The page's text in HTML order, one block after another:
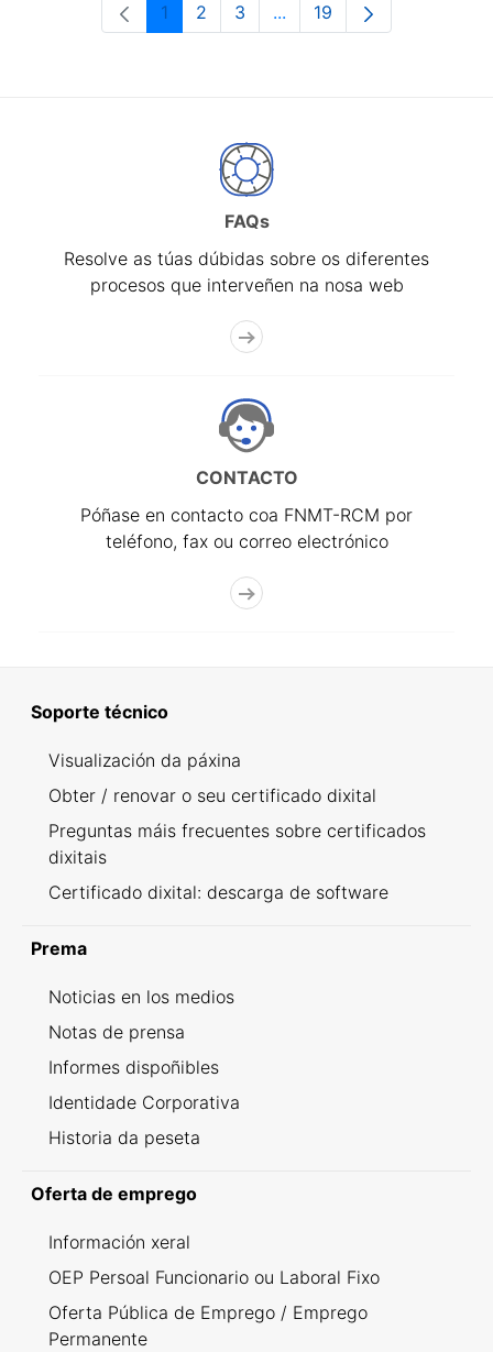
Páxina
1 Páxina
2 Páxina
3 ...Páxinas intermedias Use
Páxina
19
FAQs
Resolve as túas dúbidas sobre os diferentes
procesos que interveñen na nosa web
CONTACTO
Póñase en contacto coa FNMT-RCM por
teléfono, fax ou correo electrónico
Soporte técnico
Visualización da páxina
Obter / renovar o seu certificado dixital
Preguntas máis frecuentes sobre certificados
dixitais
Certificado dixital: descarga de software
Prema
Noticias en los medios
Notas de prensa
Informes dispoñibles
Identidade Corporativa
Historia da peseta
Oferta de emprego
Información xeral
OEP Persoal Funcionario ou Laboral Fixo
Oferta Pública de Emprego / Emprego
Permanente